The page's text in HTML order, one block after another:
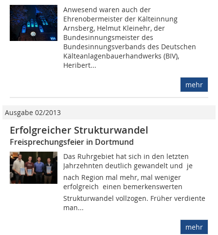
Anwesend waren auch der
Ehrenobermeister der Kälteinnung
Arnsberg, Helmut Kleinehr, der
Bundesinnungsmeister des
Bundesinnungsverbands des Deutschen
Kälteanlagenbauerhandwerks (BIV),
Heribert...
mehr
Ausgabe 02/2013
Erfolgreicher Strukturwandel
Freisprechungsfeier in Dortmund
Das Ruhrgebiet hat sich in den letzten
Jahrzehnten deutlich gewandelt und  je
nach Region mal mehr, mal weniger
erfolgreich  einen bemerkenswerten
Strukturwandel vollzogen. Früher verdiente
man...
mehr